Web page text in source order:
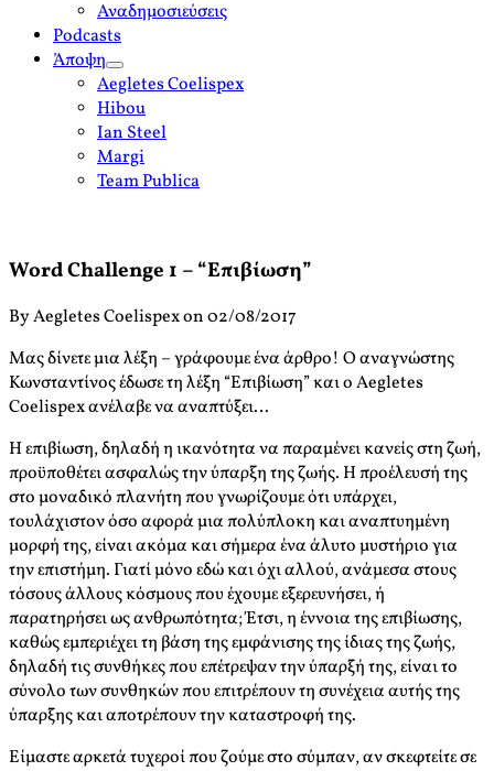
Αναδημοσιεύσεις
Podcasts
Άποψη
open
menu
Aegletes Coelispex
Hibou
Ian Steel
Margi
Team Publica
Word Challenge 1 – “Επιβίωση”
By Aegletes Coelispex on 02/08/2017
Μας δίνετε μια λέξη – γράφουμε ένα άρθρο! Ο αναγνώστης
Κωνσταντίνος έδωσε τη λέξη “Επιβίωση” και ο Aegletes
Coelispex ανέλαβε να αναπτύξει…
Η επιβίωση, δηλαδή η ικανότητα να παραμένει κανείς στη ζωή,
προϋποθέτει ασφαλώς την ύπαρξη της ζωής. Η προέλευσή της
στο μοναδικό πλανήτη που γνωρίζουμε ότι υπάρχει,
τουλάχιστον όσο αφορά μια πολύπλοκη και αναπτυημένη
μορφή της, είναι ακόμα και σήμερα ένα άλυτο μυστήριο για
την επιστήμη. Γιατί μόνο εδώ και όχι αλλού, ανάμεσα στους
τόσους άλλους κόσμους που έχουμε εξερευνήσει, ή
παρατηρήσει ως ανθρωπότητα; Έτσι, η έννοια της επιβίωσης,
καθώς εμπεριέχει τη βάση της εμφάνισης της ίδιας της ζωής,
δηλαδή τις συνθήκες που επέτρεψαν την ύπαρξή της, είναι το
σύνολο των συνθηκών που επιτρέπουν τη συνέχεια αυτής της
ύπαρξης και αποτρέπουν την καταστροφή της.
Είμαστε αρκετά τυχεροί που ζούμε στο σύμπαν, αν σκεφτείτε σε